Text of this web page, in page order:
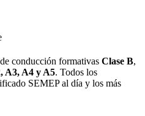
conducción formativas Clase B,
A3, A4 y A5. Todos los
SEMEP al día y los más